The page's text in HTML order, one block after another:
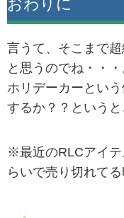
おわりに
言うて、そこまで
と思うのでね・・・
ホリデーカーとい
するか？？というと
※最近のRLCアイテ
らいで売り切れて